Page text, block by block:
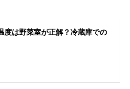
度は野菜室が正解？冷蔵庫での